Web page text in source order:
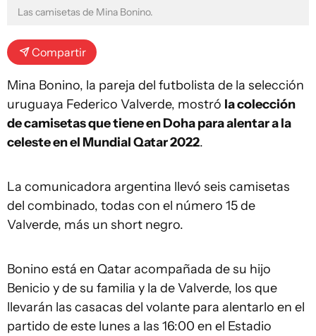
Las camisetas de Mina Bonino.
Compartir
Mina Bonino, la pareja del futbolista de la selección
uruguaya Federico Valverde, mostró la colección
de camisetas que tiene en Doha para alentar a la
celeste en el Mundial Qatar 2022.
La comunicadora argentina llevó seis camisetas
del combinado, todas con el número 15 de
Valverde, más un short negro.
Bonino está en Qatar acompañada de su hijo
Benicio y de su familia y la de Valverde, los que
llevarán las casacas del volante para alentarlo en el
partido de este lunes a las 16:00 en el Estadio